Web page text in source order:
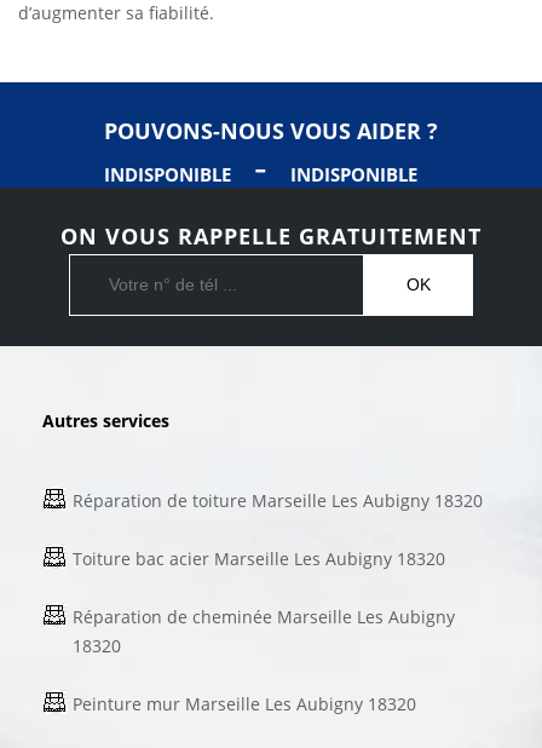
d’augmenter sa fiabilité.
POUVONS-NOUS VOUS AIDER ?
INDISPONIBLE - INDISPONIBLE
ON VOUS RAPPELLE GRATUITEMENT
Autres services
Réparation de toiture Marseille Les Aubigny 18320
Toiture bac acier Marseille Les Aubigny 18320
Réparation de cheminée Marseille Les Aubigny
18320
Peinture mur Marseille Les Aubigny 18320